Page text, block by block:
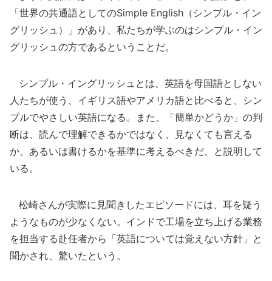
「世界の共通語としてのSimple English（シンプル・イン
グリッシュ）」があり、私たちが学ぶのはシンプル・イン
グリッシュの方であるということだ。
シンプル・イングリッシュとは、英語を母国語としない
人たちが使う、イギリス語やアメリカ語と比べると、シン
プルでやさしい英語になる。また、「簡単かどうか」の判
断は、読んで理解できるかではなく、見なくても言える
か、あるいは書けるかを基準に考えるべきだ、と説明して
いる。
松崎さんが実際に見聞きしたエピソードには、耳を疑う
ようなものが少なくない。インドで工場を立ち上げる業務
を担当する赴任者から「英語については覚えない方針」と
聞かされ、驚いたという。